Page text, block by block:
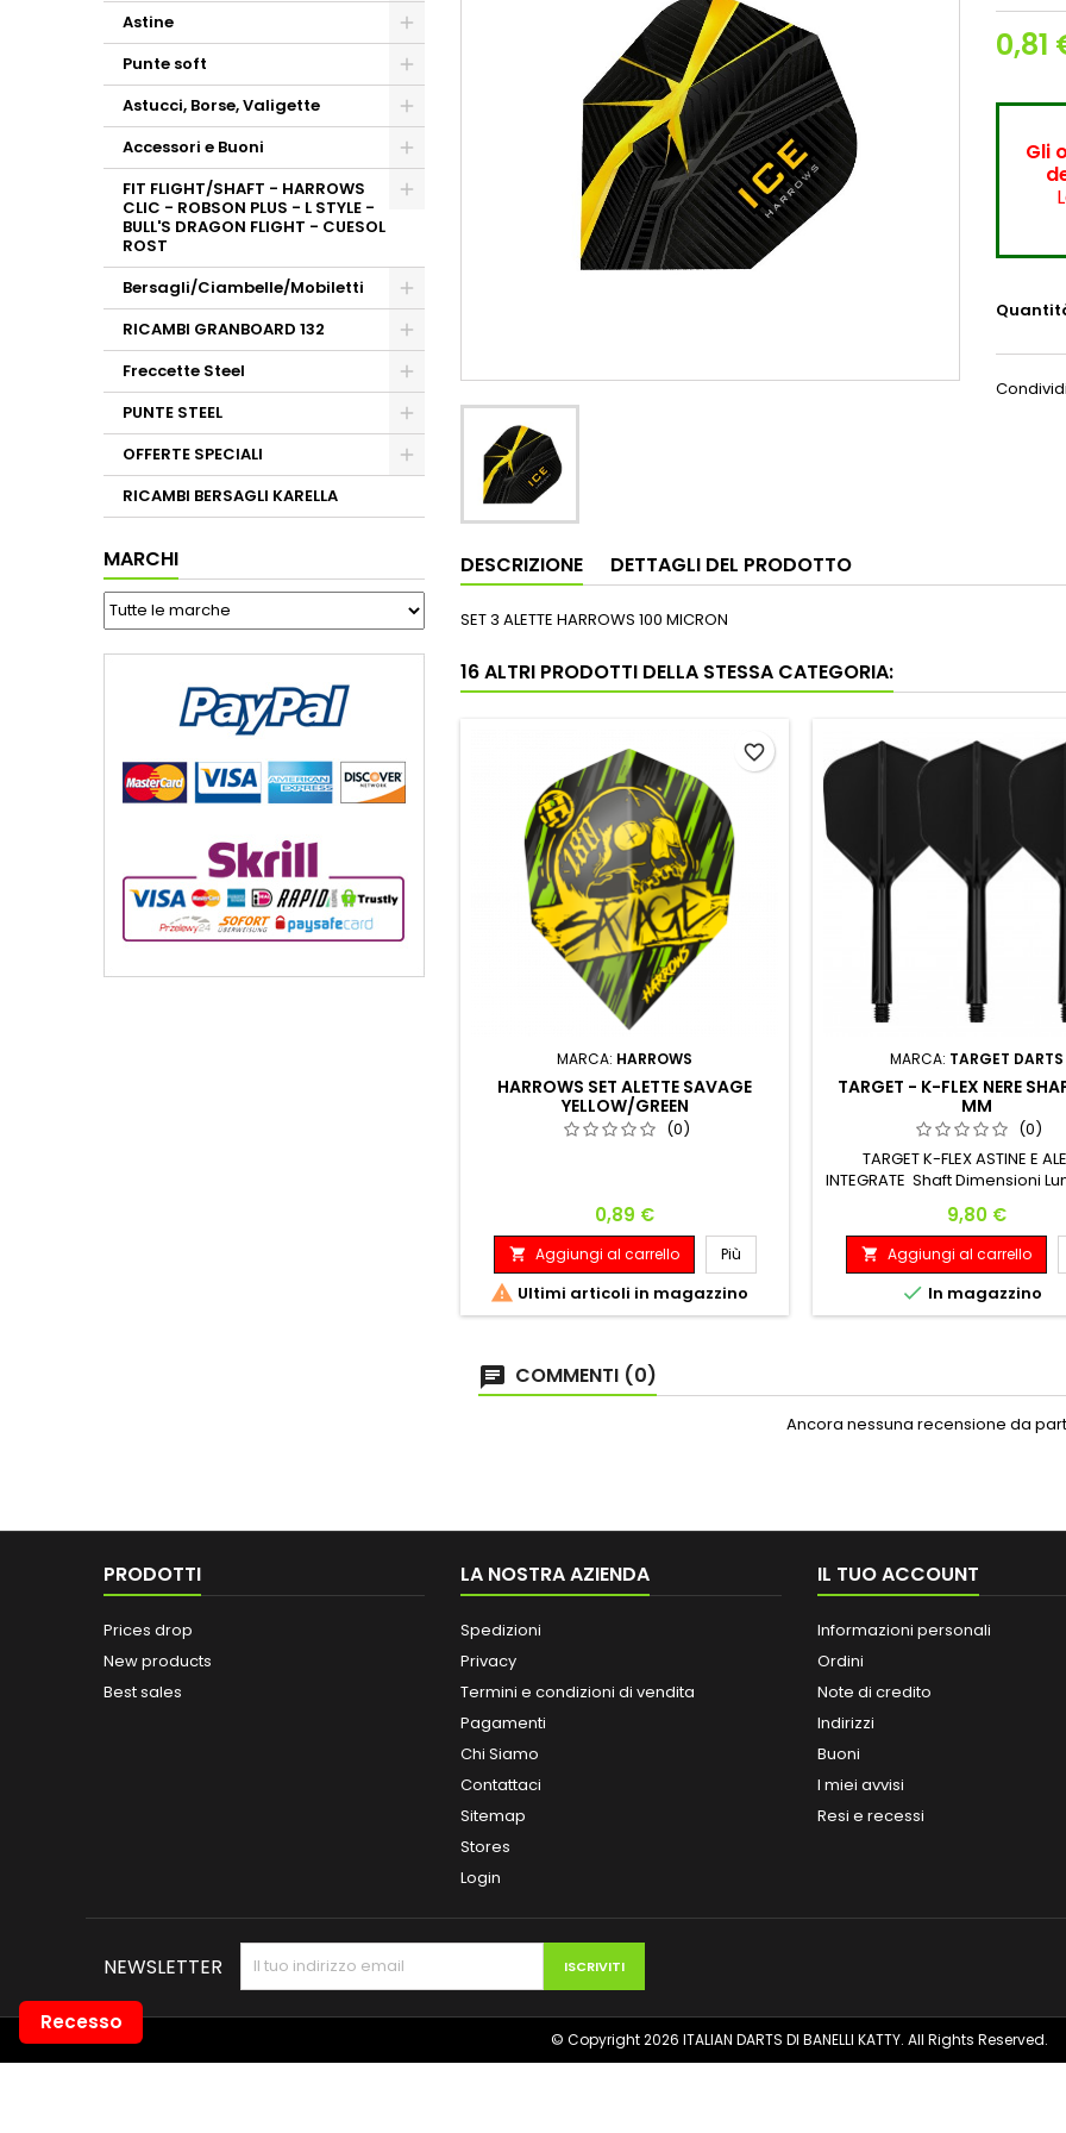
Astine
Punte soft
Astucci, Borse, Valigette
Accessori e Buoni
FIT FLIGHT/SHAFT - HARROWS
CLIC - ROBSON PLUS - L STYLE -
BULL'S DRAGON FLIGHT - CUESOL
ROST
Bersagli/Ciambelle/Mobiletti
RICAMBI GRANBOARD 132
Freccette Steel
PUNTE STEEL
OFFERTE SPECIALI
RICAMBI BERSAGLI KARELLA
MARCHI
0,81
Gli
Condividi
DESCRIZIONE DETTAGLI DEL PRODOTTO
SET 3 ALETTE HARROWS 100 MICRON
16 ALTRI PRODOTTI DELLA STESSA CATEGORIA:
MARCA: HARROWS
HARROWS SET ALETTE SAVAGE
YELLOW/GREEN
(0)
Prezzo
0,89 €
 Aggiungi al carrello Più
 Ultimi articoli in magazzino
favorite_border
MARCA: TARGET DARTS
TARGET - K-FLEX NERE
MM
(0)
TARGET K-FLEX ASTINE E
INTEGRATE Shaft Dimensioni
Shaft Totale Lunghezze Lunghe
75.6 mm
Prezzo
9,80 €
 Aggiungi al carrello
 In magazzino
COMMENTI (0)
Ancora nessuna recensione da
PRODOTTI
Prices drop
New products
Best sales
LA NOSTRA AZIENDA
Spedizioni
Privacy
Termini e condizioni di vendita
Pagamenti
Chi Siamo
Contattaci
Sitemap
Stores
Login
IL TUO ACCOUNT
Informazioni personali
Ordini
Note di credito
Indirizzi
Buoni
I miei avvisi
Resi e recessi
NEWSLETTER
© Copyright 2026 ITALIAN DARTS DI BANELLI KATTY. All Rights Reserved.
Recesso